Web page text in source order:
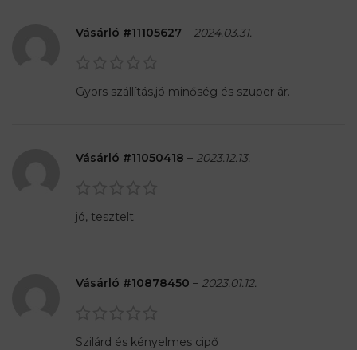
Vásárló #11105627 – 2024.03.31.
Gyors szállítás,jó minőség és szuper ár.
Vásárló #11050418 – 2023.12.13.
jó, tesztelt
Vásárló #10878450 – 2023.01.12.
Szilárd és kényelmes cipő